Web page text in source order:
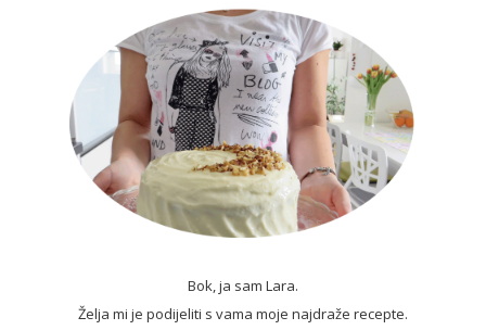
Bok, ja sam Lara.
Želja mi je podijeliti s vama moje najdraže recepte.